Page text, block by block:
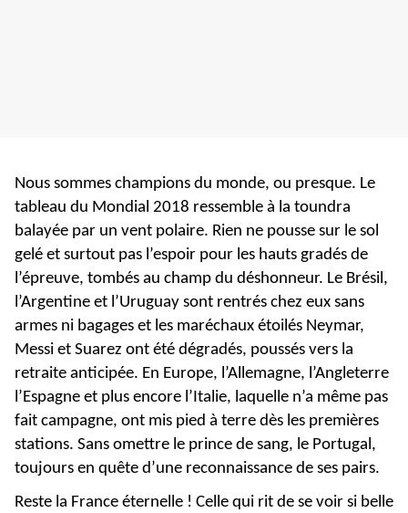
Nous sommes champions du monde, ou presque. Le
tableau du Mondial 2018 ressemble à la toundra
balayée par un vent polaire. Rien ne pousse sur le sol
gelé et surtout pas l’espoir pour les hauts gradés de
l’épreuve, tombés au champ du déshonneur. Le Brésil,
l’Argentine et l’Uruguay sont rentrés chez eux sans
armes ni bagages et les maréchaux étoilés Neymar,
Messi et Suarez ont été dégradés, poussés vers la
retraite anticipée. En Europe, l’Allemagne, l’Angleterre
l’Espagne et plus encore l’Italie, laquelle n’a même pas
fait campagne, ont mis pied à terre dès les premières
stations. Sans omettre le prince de sang, le Portugal,
toujours en quête d’une reconnaissance de ses pairs.
Reste la France éternelle ! Celle qui rit de se voir si belle